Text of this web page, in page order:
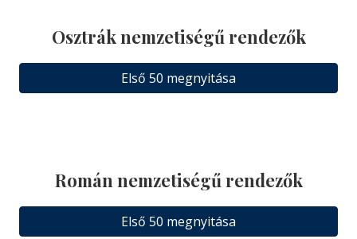
Osztrák nemzetiségű rendezők
Első 50 megnyitása
Román nemzetiségű rendezők
Első 50 megnyitása